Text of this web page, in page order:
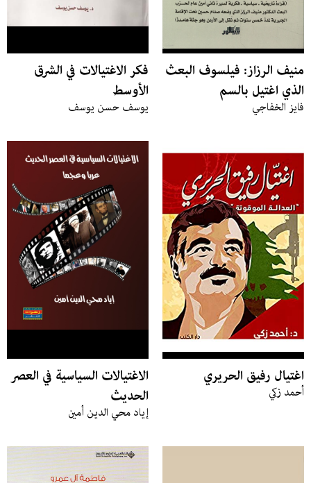
منيف الرزاز: فيلسوف البعث
الذي اغتيل بالسم
فايز الخفاجي
فكر الاغتيالات في الشرق
الأوسط
يوسف حسن يوسف
اغتيال رفيق الحريري
أحمد زكي
الاغتيالات السياسية في العصر
الحديث
إياد محي الدين أمين